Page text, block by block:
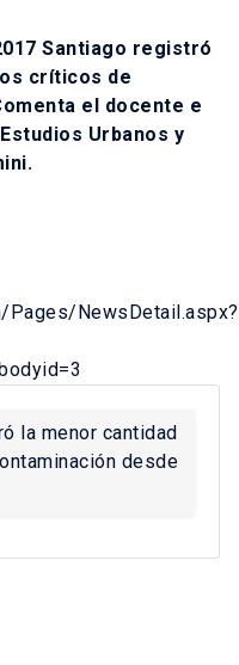
Santiago registró
críticos de
el docente e
Urbanos y
NewsDetail.aspx?